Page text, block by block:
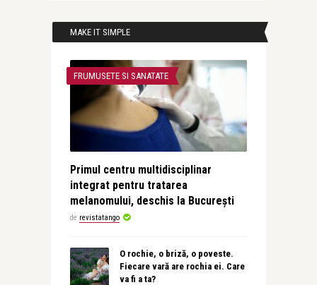
MAKE IT SIMPLE
FRUMUSETE SI SANATATE
Primul centru multidisciplinar
integrat pentru tratarea
melanomului, deschis la București
de revistatango
O rochie, o briză, o poveste.
Fiecare vară are rochia ei. Care
va fi a ta?